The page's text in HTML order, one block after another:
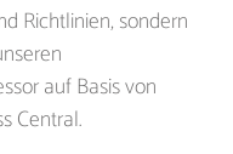
Richtlinien, sondern
auf Basis von
Central.